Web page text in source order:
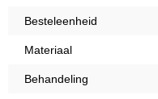
Besteleenheid
Materiaal
Behandeling